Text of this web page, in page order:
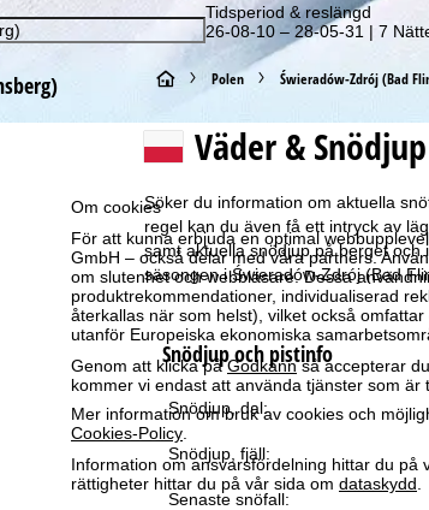
Om cookies
För att kunna erbjuda en optimal
GmbH – också delar med våra partners.
om slutenhet och webbläsare. Dessa
produktrekommendationer, individualiserad
återkallas när som helst), vilket också
utanför Europeiska ekonomiska
Genom att klicka påGodkännså accepterar
kommer vi endast att använda tjänster som
Mer information om bruk av cookies och
Cookies-Policy.
Information om ansvarsfördelning hittar du på
rättigheter hittar du på vår sida om dataskydd.
Tidsperiod & reslängd
26-08-10 – 28-05-31 | 7
S
t
r
t
s
i
d
a
Polen Świeradów-Zdrój (Bad
Väder &
Söker du information om aktuella
regel kan du även få ett intryck av
samt aktuella snödjup på berget
säsongen i Świeradów-Zdrój (Bad
Snödjup och pistinfo
Snödjup, dal:
Snödjup, fjäll:
Senaste snöfall: